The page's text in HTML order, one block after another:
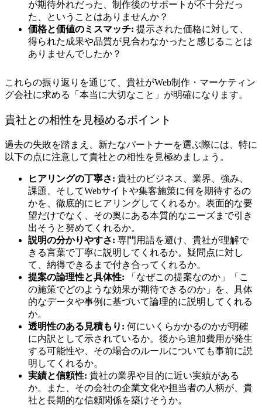
が期待外れだった、制作後のサポートが不十分だっ
た、ということはありませんか？
価格と価値のミスマッチ: 提示された価格に対して、
得られた成果や品質が見合わなかったと感じることは
ありませんでしたか？
これらの振り返りを通じて、貴社がWeb制作・マーケティン
グ会社に求める「本当に大切なこと」が明確になります。
貴社との相性を見極めるポイント
過去の失敗を踏まえ、新たなパートナーを選ぶ際には、特に
以下の点に注意して貴社との相性を見極めましょう。
ヒアリングの丁寧さ: 貴社のビジネス、業界、強み、
課題、そしてWebサイトや集客施策に何を期待するの
かを、徹底的にヒアリングしてくれるか。表面的な要
望だけでなく、その奥にある本質的なニーズまで引き
出そうと努めてくれるか。
説明の分かりやすさ: 専門用語を避け、貴社が理解で
きる言葉で丁寧に説明してくれるか。疑問点に対し
て、納得できるまで付き合ってくれるか。
提案の論理性と具体性: 「なぜこの提案なのか」「こ
の施策でどのような効果が期待できるのか」を、具体
的なデータや事例に基づいて論理的に説明してくれる
か。
透明性のある見積もり: 何にいくらかかるのかが明確
に内訳として示されているか。後から追加費用が発生
する可能性や、その場合のルールについても事前に説
明してくれるか。
実績と信頼性: 貴社の業界や目的に近い実績がある
か。また、その会社の企業文化や担当者の人柄が、貴
社と長期的な信頼関係を築けそうか。